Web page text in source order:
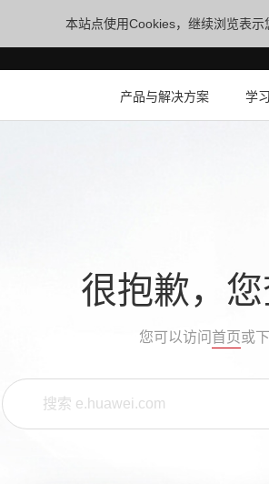
本站点使用Cookies，继续浏览表示
产品与解决方案 学
很抱歉，
您可以访问 首页或